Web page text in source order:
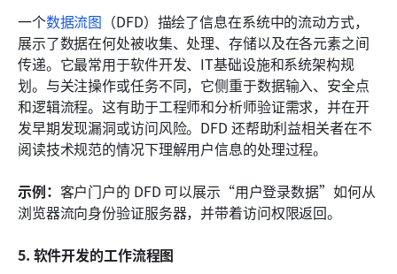
一个数据流图 （DFD）描绘了信息在系统中的流动方式，
展示了数据在何处被收集、处理、存储以及在各元素之间
传递。它最常用于软件开发、IT基础设施和系统架构规
划。与关注操作或任务不同，它侧重于数据输入、安全点
和逻辑流程。这有助于工程师和分析师验证需求，并在开
发早期发现漏洞或访问风险。DFD 还帮助利益相关者在不
阅读技术规范的情况下理解用户信息的处理过程。
示例： 客户门户的 DFD 可以展示“用户登录数据”如何从
浏览器流向身份验证服务器，并带着访问权限返回。
5. 软件开发的工作流程图